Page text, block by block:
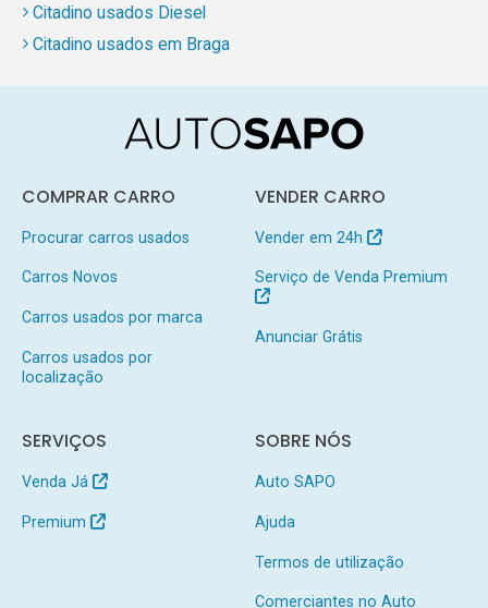
Citadino usados Diesel
Citadino usados em Braga
COMPRAR CARRO
Procurar carros usados
Carros Novos
Carros usados por marca
Carros usados por
localização
VENDER CARRO
Vender em 24h
Serviço de Venda Premium
Anunciar Grátis
SERVIÇOS
Venda Já
Premium
SOBRE NÓS
Auto SAPO
Ajuda
Termos de utilização
Comerciantes no Auto